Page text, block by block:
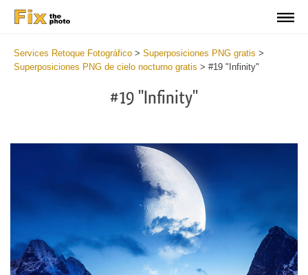
Services Retoque Fotográfico > Superposiciones PNG gratis >
Superposiciones PNG de cielo nocturno gratis > #19 "Infinity"
#19 "Infinity"